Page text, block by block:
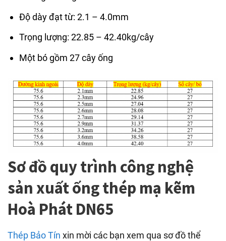
Độ dày đạt từ: 2.1 – 4.0mm
Trọng lượng: 22.85 – 42.40kg/cây
Một bó gồm 27 cây ống
Sơ đồ quy trình công nghệ
sản xuất ống thép mạ kẽm
Hoà Phát DN65
Thép Bảo Tín xin mời các bạn xem qua sơ đồ thể